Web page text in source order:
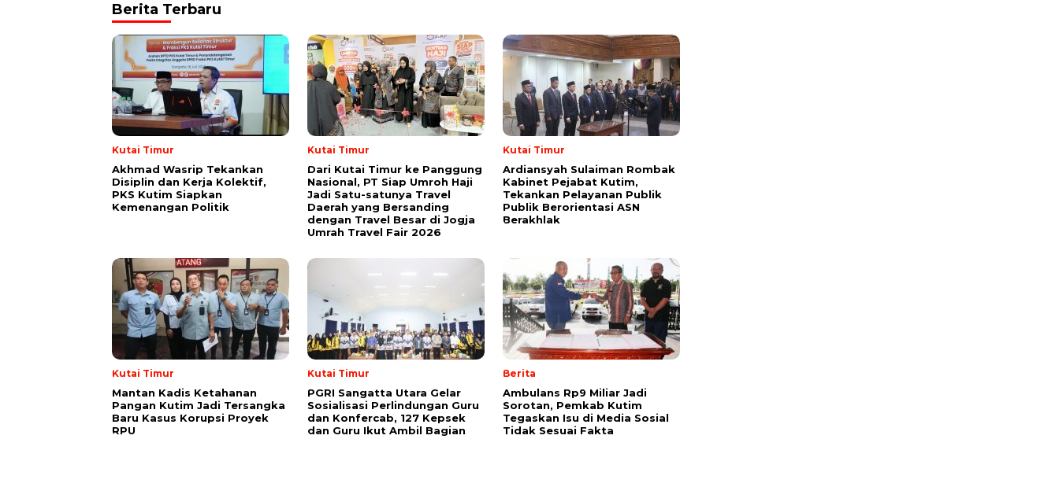
Berita Terbaru
Kutai Timur
Akhmad Wasrip Tekankan
Disiplin dan Kerja Kolektif,
PKS Kutim Siapkan
Kemenangan Politik
Kutai Timur
Dari Kutai Timur ke Panggung
Nasional, PT Siap Umroh Haji
Jadi Satu-satunya Travel
Daerah yang Bersanding
dengan Travel Besar di Jogja
Umrah Travel Fair 2026
Kutai Timur
Ardiansyah Sulaiman Rombak
Kabinet Pejabat Kutim,
Tekankan Pelayanan Publik
Publik Berorientasi ASN
Berakhlak
Kutai Timur
Mantan Kadis Ketahanan
Pangan Kutim Jadi Tersangka
Baru Kasus Korupsi Proyek
RPU
Kutai Timur
PGRI Sangatta Utara Gelar
Sosialisasi Perlindungan Guru
dan Konfercab, 127 Kepsek
dan Guru Ikut Ambil Bagian
Berita
Ambulans Rp9 Miliar Jadi
Sorotan, Pemkab Kutim
Tegaskan Isu di Media Sosial
Tidak Sesuai Fakta